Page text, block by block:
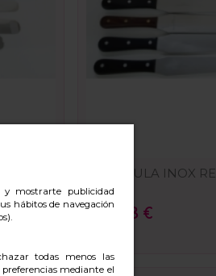
y mostrarte publicidad
hábitos de navegación
todas menos las
mediante el
ESPATULA INOX
23,38 €